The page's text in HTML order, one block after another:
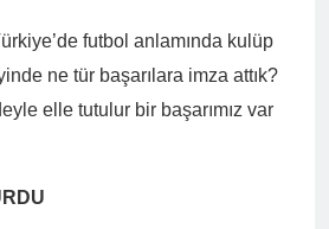
futbol anlamında kulüp
ne tür başarılara imza attık?
elle tutulur bir başarımız var